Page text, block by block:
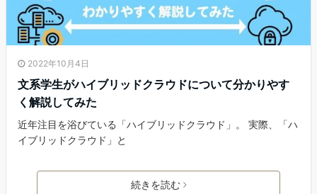
2022年10月4日
文系学生がハイブリッドクラウドについて分かりやす
く解説してみた
近年注目を浴びている「ハイブリッドクラウド」。 実際、「ハ
イブリッドクラウド」と
続きを読む